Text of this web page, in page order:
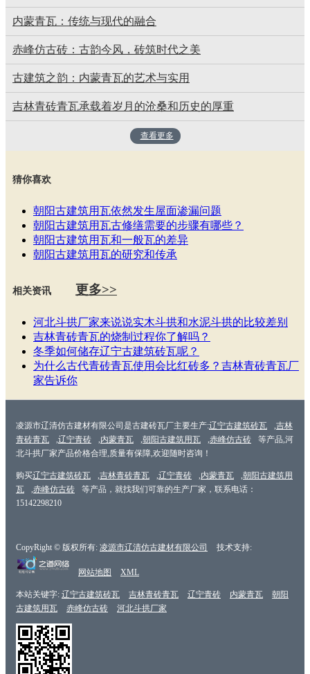
内蒙青瓦：传统与现代的融合
赤峰仿古砖：古韵今风，砖筑时代之美
古建筑之韵：内蒙青瓦的艺术与实用
吉林青砖青瓦承载着岁月的沧桑和历史的厚重
查看更多
猜你喜欢
朝阳古建筑用瓦​依然发生屋面渗漏问题
朝阳古建筑用瓦古修缮需要的步骤有哪些？
朝阳古建筑用瓦和一般瓦的差异
朝阳古建筑用瓦的研究和传承
相关资讯 更多>>
河北斗拱厂家来说说实木斗拱和水泥斗拱的比较差别
吉林青砖青瓦的烧制过程你了解吗？
冬季如何储存辽宁古建筑砖瓦呢？
为什么古代青砖青瓦使用会比红砖多？吉林青砖青瓦厂
家告诉你
凌源市辽清仿古建材有限公司是古建砖瓦厂主要生产:辽宁古建筑砖瓦 ,吉林
青砖青瓦
,辽宁青砖 ,内蒙青瓦 ,朝阳古建筑用瓦 ,赤峰仿古砖
等产品,河
北斗拱厂家产品价格合理,质量有保障,欢迎随时咨询！
购买辽宁古建筑砖瓦 ,吉林青砖青瓦 ,辽宁青砖 ,内蒙青瓦 ,朝阳古建筑用
瓦
,赤峰仿古砖
等产品，就找我们可靠的生产厂家，联系电话：
15142298210
CopyRight © 版权所有: 凌源市辽清仿古建材有限公司 技术支持:
网站地图 XML
本站关键字: 辽宁古建筑砖瓦 吉林青砖青瓦 辽宁青砖 内蒙青瓦
朝阳
古建筑用瓦
赤峰仿古砖 河北斗拱厂家